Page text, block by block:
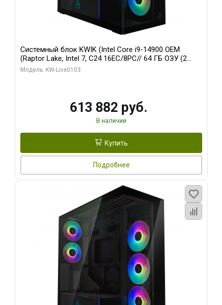
Системный блок KWIK (Intel Core i9-14900 OEM
(Raptor Lake, Intel 7, C24 16EC/8PC// 64 ГБ ОЗУ (2
модуля)/ Afox RTX4090 24GB GDDR6X 384-Bit 3xDP
Модель: KW-Live0103
613 882 руб.
В наличии
Купить
Подробнее